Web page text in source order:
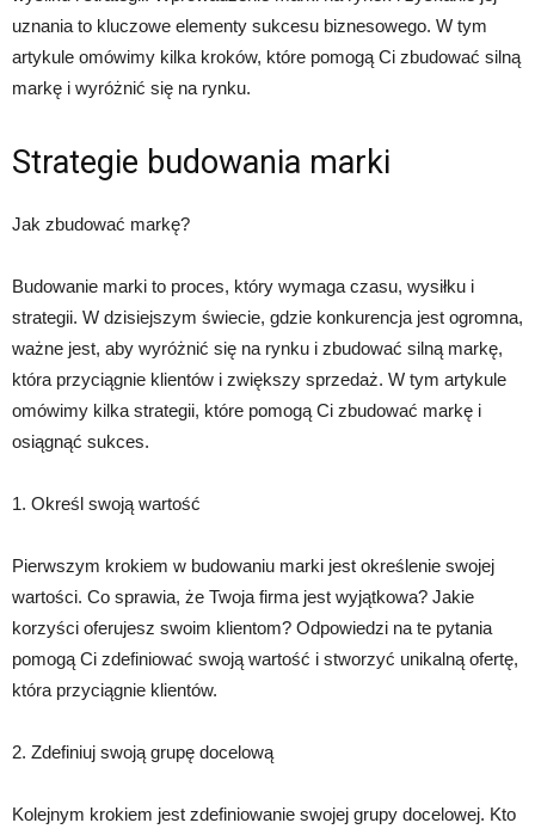
uznania to kluczowe elementy sukcesu biznesowego. W tym
artykule omówimy kilka kroków, które pomogą Ci zbudować silną
markę i wyróżnić się na rynku.
Strategie budowania marki
Jak zbudować markę?
Budowanie marki to proces, który wymaga czasu, wysiłku i
strategii. W dzisiejszym świecie, gdzie konkurencja jest ogromna,
ważne jest, aby wyróżnić się na rynku i zbudować silną markę,
która przyciągnie klientów i zwiększy sprzedaż. W tym artykule
omówimy kilka strategii, które pomogą Ci zbudować markę i
osiągnąć sukces.
1. Określ swoją wartość
Pierwszym krokiem w budowaniu marki jest określenie swojej
wartości. Co sprawia, że Twoja firma jest wyjątkowa? Jakie
korzyści oferujesz swoim klientom? Odpowiedzi na te pytania
pomogą Ci zdefiniować swoją wartość i stworzyć unikalną ofertę,
która przyciągnie klientów.
2. Zdefiniuj swoją grupę docelową
Kolejnym krokiem jest zdefiniowanie swojej grupy docelowej. Kto